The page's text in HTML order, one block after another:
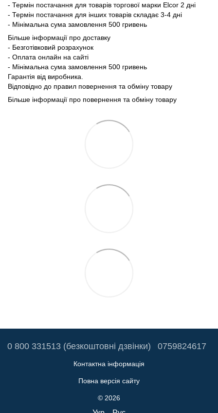
- Термін постачання для товарів торгової марки Elcor 2 дні
- Термін постачання для інших товарів складає 3-4 дні
- Мінімальна сума замовлення 500 гривень
Більше інформації про доставку
- Безготівковий розрахунок
- Оплата онлайн на сайті
- Мінімальна сума замовлення 500 гривень
Гарантія від виробника.
Відповідно до правил повернення та обміну товару
Більше інформації про повернення та обміну товару
0 800 331513 (безкоштовні дзвінки) 0759824617
Контактна інформація
Повна версія сайту
© 2026